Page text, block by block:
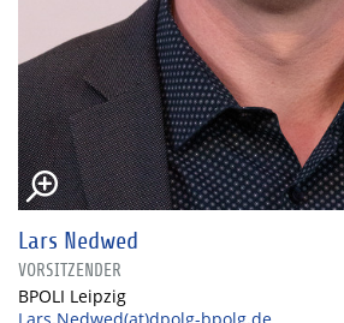
Lars Nedwed
VORSITZENDER
BPOLI Leipzig
Lars.Nedwed(at)dpolg-bpolg.de